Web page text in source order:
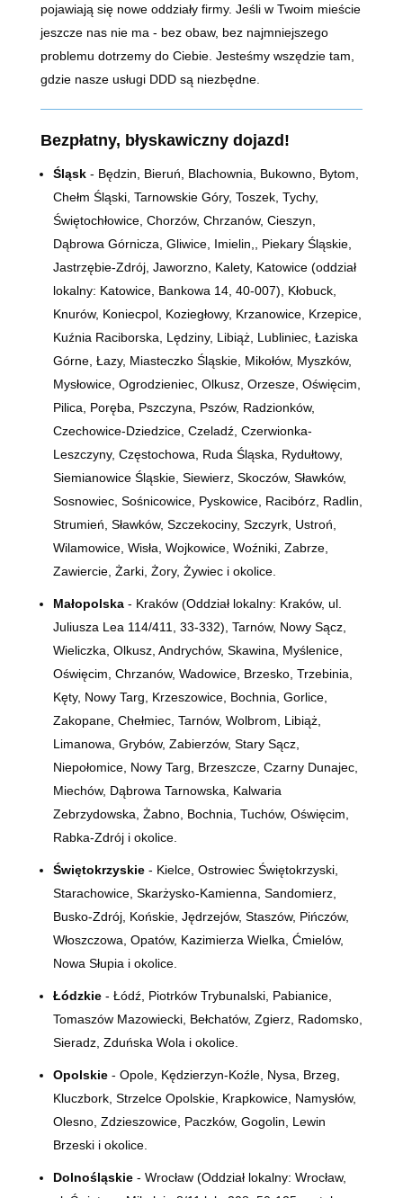
pojawiają się nowe oddziały firmy. Jeśli w Twoim mieście
jeszcze nas nie ma - bez obaw, bez najmniejszego
problemu dotrzemy do Ciebie. Jesteśmy wszędzie tam,
gdzie nasze usługi DDD są niezbędne.
Bezpłatny, błyskawiczny dojazd!
Śląsk- Będzin, Bieruń, Blachownia, Bukowno, Bytom,
Chełm Śląski, Tarnowskie Góry, Toszek, Tychy,
Świętochłowice, Chorzów, Chrzanów, Cieszyn,
Dąbrowa Górnicza, Gliwice, Imielin,, Piekary Śląskie,
Jastrzębie-Zdrój, Jaworzno, Kalety, Katowice (oddział
lokalny: Katowice, Bankowa 14, 40-007) , Kłobuck,
Knurów, Koniecpol, Koziegłowy, Krzanowice, Krzepice,
Kuźnia Raciborska, Lędziny, Libiąż, Lubliniec, Łaziska
Górne, Łazy, Miasteczko Śląskie, Mikołów, Myszków,
Mysłowice, Ogrodzieniec, Olkusz, Orzesze, Oświęcim,
Pilica, Poręba, Pszczyna, Pszów, Radzionków,
Czechowice-Dziedzice, Czeladź, Czerwionka-
Leszczyny, Częstochowa, Ruda Śląska, Rydułtowy,
Siemianowice Śląskie, Siewierz, Skoczów, Sławków,
Sosnowiec, Sośnicowice, Pyskowice, Racibórz, Radlin,
Strumień, Sławków, Szczekociny, Szczyrk, Ustroń,
Wilamowice, Wisła, Wojkowice, Woźniki, Zabrze,
Zawiercie, Żarki, Żory, Żywiec i okolice.
Małopolska- Kraków (Oddział lokalny: Kraków, ul.
Juliusza Lea 114/411, 33-332), Tarnów, Nowy Sącz,
Wieliczka, Olkusz, Andrychów, Skawina, Myślenice,
Oświęcim, Chrzanów, Wadowice, Brzesko, Trzebinia,
Kęty, Nowy Targ, Krzeszowice, Bochnia, Gorlice,
Zakopane, Chełmiec, Tarnów, Wolbrom, Libiąż,
Limanowa, Grybów, Zabierzów, Stary Sącz,
Niepołomice, Nowy Targ, Brzeszcze, Czarny Dunajec,
Miechów, Dąbrowa Tarnowska, Kalwaria
Zebrzydowska, Żabno, Bochnia, Tuchów, Oświęcim,
Rabka-Zdrój i okolice.
Świętokrzyskie- Kielce, Ostrowiec Świętokrzyski,
Starachowice, Skarżysko-Kamienna, Sandomierz,
Busko-Zdrój, Końskie, Jędrzejów, Staszów, Pińczów,
Włoszczowa, Opatów, Kazimierza Wielka, Ćmielów,
Nowa Słupia i okolice.
Łódzkie- Łódź, Piotrków Trybunalski, Pabianice,
Tomaszów Mazowiecki, Bełchatów, Zgierz, Radomsko,
Sieradz, Zduńska Wola i okolice.
Opolskie- Opole, Kędzierzyn-Koźle, Nysa, Brzeg,
Kluczbork, Strzelce Opolskie, Krapkowice, Namysłów,
Olesno, Zdzieszowice, Paczków, Gogolin, Lewin
Brzeski i okolice.
Dolnośląskie- Wrocław (Oddział lokalny: Wrocław,